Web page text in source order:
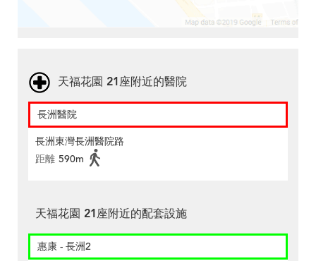
天福花園 21座附近的醫院
長洲醫院
長洲東灣長洲醫院路
距離 590m
天福花園 21座附近的配套設施
惠康 - 長洲2